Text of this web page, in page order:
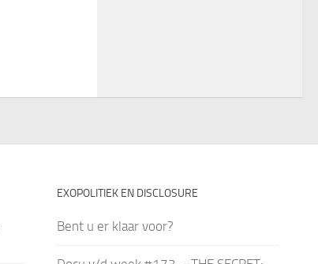
EXOPOLITIEK EN DISCLOSURE
Bent u er klaar voor?